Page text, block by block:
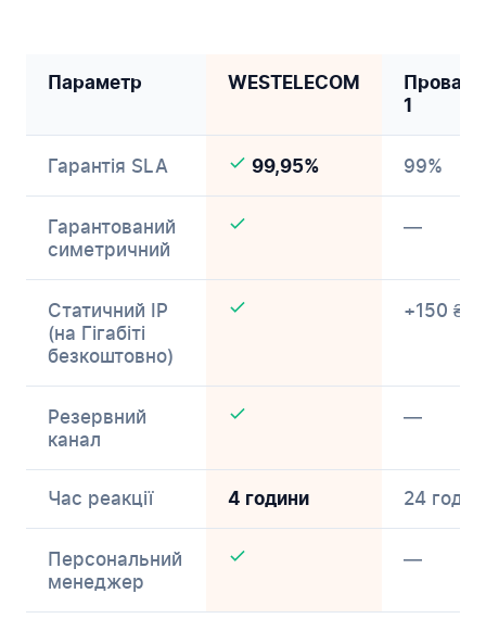
Параметр WESTELECOM
1
Гарантія SLA 99,95% 99%
Гарантований
симетричний
—
Статичний IP
(на Гігабіті
безкоштовно)
+150 ₴/
Резервний
канал
—
Час реакції 4 години 24
Персональний
менеджер
—